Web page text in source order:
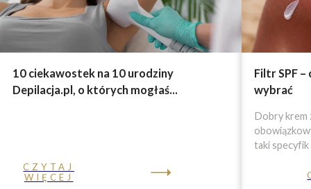
10 ciekawostek na 10 urodziny
Depilacja.pl, o których mogłaś...
CZYTAJ
WIĘCEJ
Filtr SPF
wybrać
Dobry krem
taki specyfik